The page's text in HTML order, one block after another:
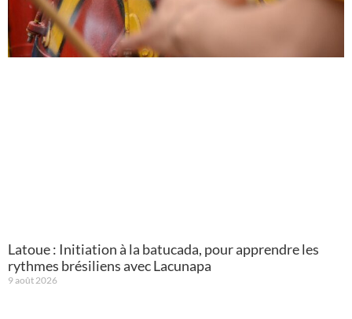
Latoue : Initiation à la batucada, pour apprendre les
rythmes brésiliens avec Lacunapa
9 août 2026